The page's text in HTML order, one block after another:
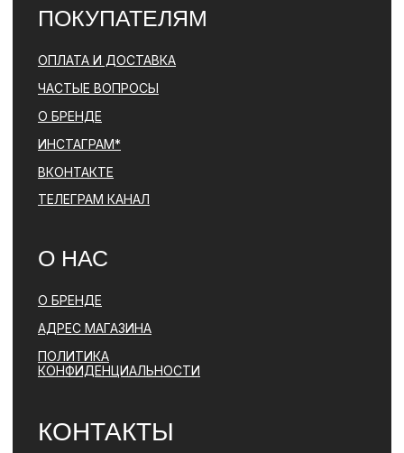
РАЗРАБОТКА САЙТА
ПОЛИТИКА КОНФИДЕНЦИАЛЬНОСТИ
ЯВЛЯЕТСЯ ЗАПРЕЩЕННОЙ НА ТЕРРИТОРИИ РФ
ДОГОВОР ОФЕРТЫ
© PARFBAR, 2026. ВСЕ ПРАВА ЗАЩИЩЕНЫ.